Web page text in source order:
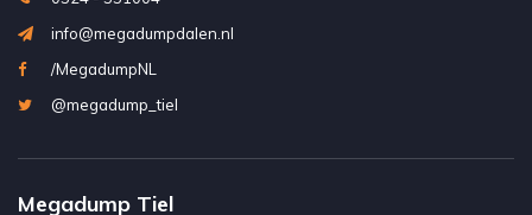
info@megadumpdalen.nl
/MegadumpNL
@megadump_tiel
Megadump Tiel